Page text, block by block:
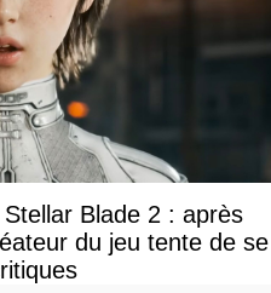
Blade 2 : après
du jeu tente de se